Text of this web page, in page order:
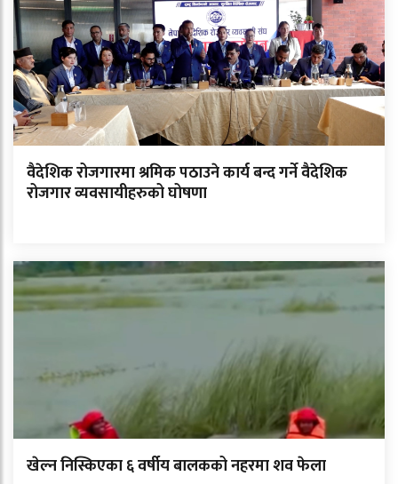
वैदेशिक रोजगारमा श्रमिक पठाउने कार्य बन्द गर्ने वैदेशिक
रोजगार व्यवसायीहरुको घोषणा
खेल्न निस्किएका ६ वर्षीय बालकको नहरमा शव फेला